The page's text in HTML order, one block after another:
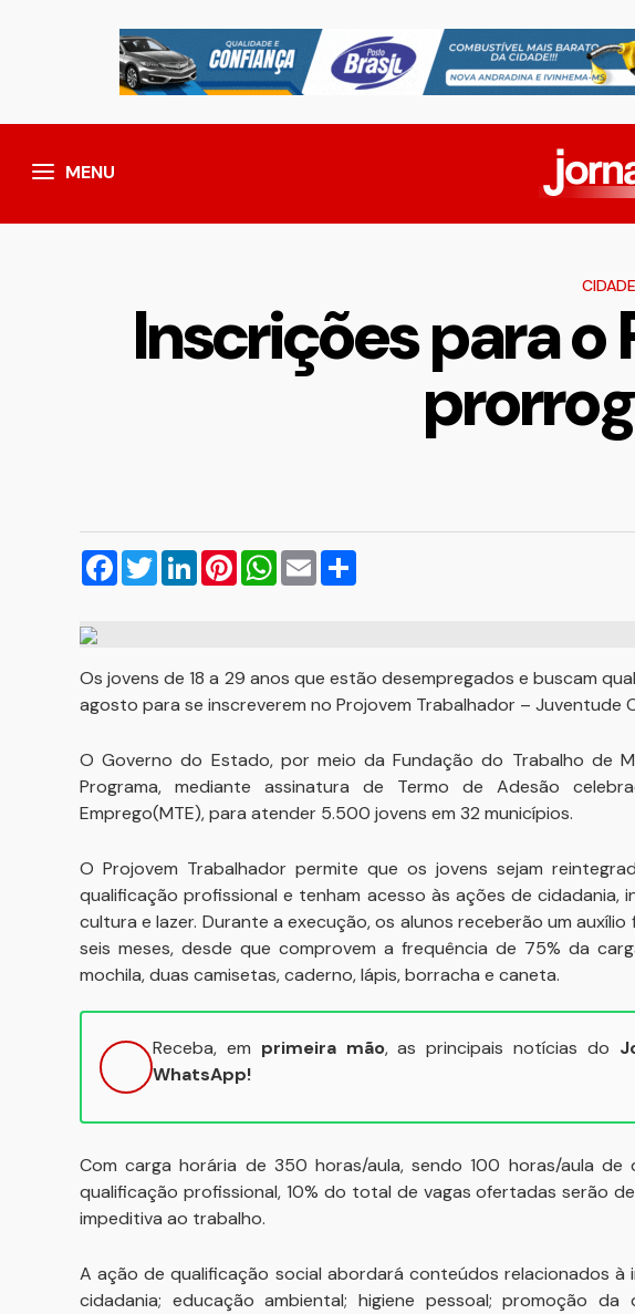
MENU
Inscrições para
Facebook
TwitterLinkedInPinterestWhatsApp
Email
Os jovens de 18 a 29 anos que estão desempregados e buscam
agosto para se inscreverem no Projovem Trabalhador – Juventude
O Governo do Estado, por meio da Fundação do Trabalho de
Programa, mediante assinatura de Termo de Adesão
Emprego(MTE), para atender 5.500 jovens em 32 municípios.
O Projovem Trabalhador permite que os jovens sejam
qualificação profissional e tenham acesso às ações de
cultura e lazer. Durante a execução, os alunos receberão um
seis meses, desde que comprovem a frequência de 75% da
mochila, duas camisetas, caderno, lápis, borracha e caneta.
Receba, em primeira mão, as principais notícias do
WhatsApp!
Com carga horária de 350 horas/aula, sendo 100 horas/aula
qualificação profissional, 10% do total de vagas ofertadas serão
impeditiva ao trabalho.
A ação de qualificação social abordará conteúdos relacionados à
cidadania; educação ambiental; higiene pessoal; promoção